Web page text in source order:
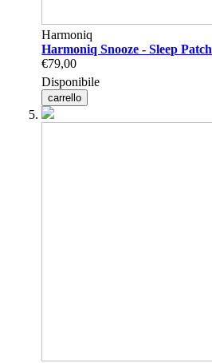
Harmoniq
Harmoniq Snooze - Sleep Patch
€79,00
Disponibile
carrello